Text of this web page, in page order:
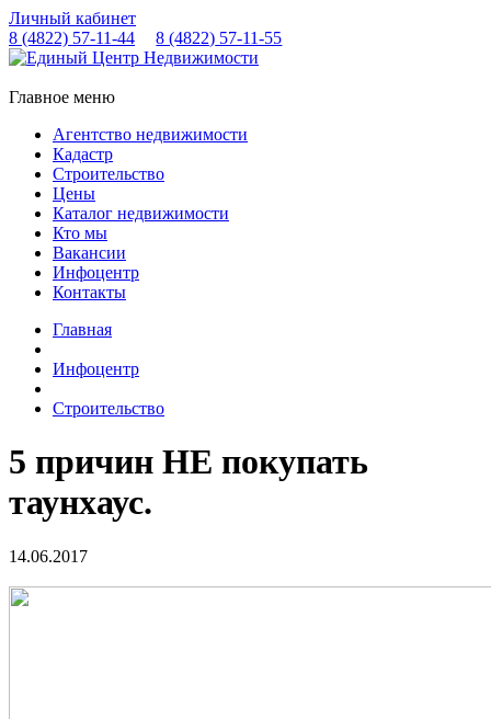
Личный кабинет
8 (4822) 57-11-44 8 (4822) 57-11-55
Главное меню
Агентство недвижимости
Кадастр
Строительство
Цены
Каталог недвижимости
Кто мы
Вакансии
Инфоцентр
Контакты
Главная
Инфоцентр
Строительство
5 причин НЕ покупать
таунхаус.
14.06.2017